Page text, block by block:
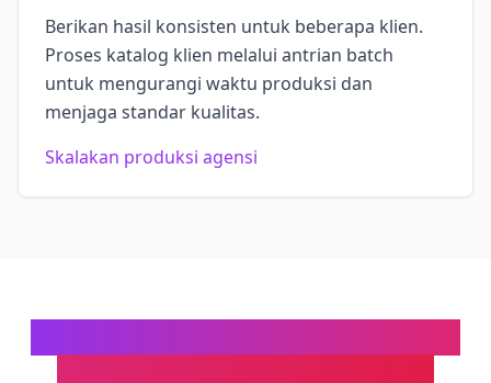
Berikan hasil konsisten untuk beberapa klien.
Proses katalog klien melalui antrian batch
untuk mengurangi waktu produksi dan
menjaga standar kualitas.
Skalakan produksi agensi